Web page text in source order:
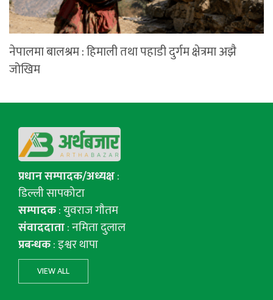
नेपालमा बालश्रम : हिमाली तथा पहाडी दुर्गम क्षेत्रमा अझै
जोखिम
प्रधान सम्पादक/अध्यक्ष:
डिल्ली सापकोटा
सम्पादक: युवराज गाैतम
संवाददाता: नमिता दुलाल
प्रबन्धक: इश्वर थापा
VIEW ALL